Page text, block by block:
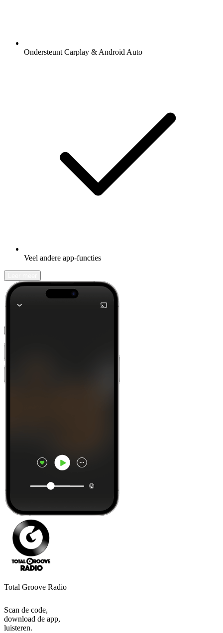
Ondersteunt Carplay & Android Auto
Veel andere app-functies
Total Groove Radio
Scan de code,
download de app,
luisteren.